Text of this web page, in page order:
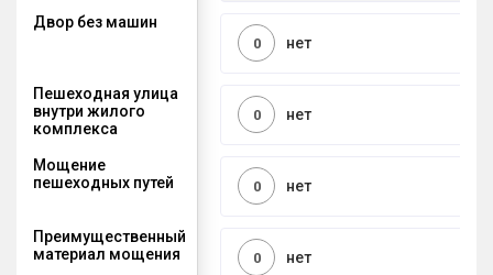
Двор без машин
нет
0
Пешеходная улица
внутри жилого
комплекса
нет
0
Мощение
пешеходных путей
нет
0
Преимущественный
материал мощения
нет
0